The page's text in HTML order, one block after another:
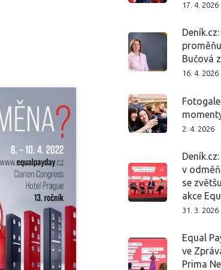
17. 4. 2026
Bučová
16. 4. 2026
2. 4. 2026
v
se
akce
31. 3. 2026
Equal
ve
Prima